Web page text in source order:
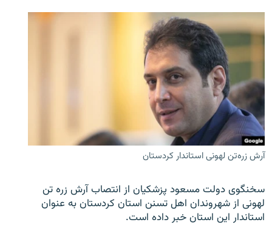
آرش زره‌تن لهونی استاندار کردستان
سخنگوی دولت مسعود پزشکیان از انتصاب آرش زره تن
لهونی از شهروندان اهل تسنن استان کردستان به عنوان
استاندار این استان خبر داده است.